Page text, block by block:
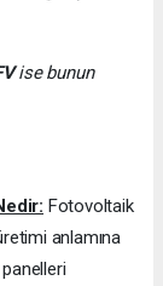
ise bunun
Fotovoltaik
anlamına